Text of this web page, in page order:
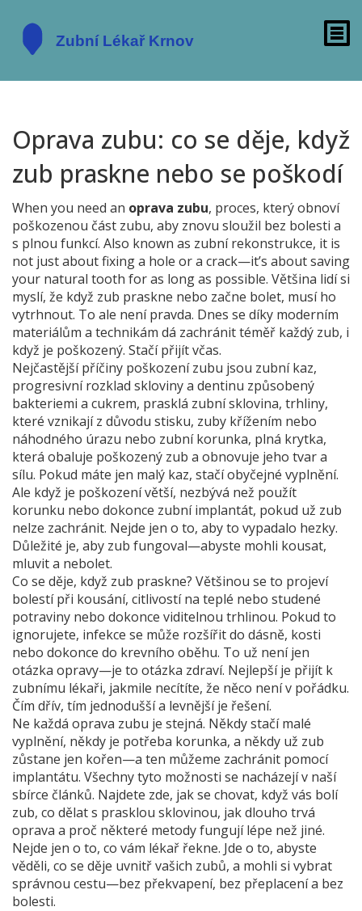
Oprava zubu: co se děje, když
zub praskne nebo se poškodí
When you need an oprava zubu, proces, který obnoví
poškozenou část zubu, aby znovu sloužil bez bolesti a
s plnou funkcí. Also known as zubní rekonstrukce, it is
not just about fixing a hole or a crack—it’s about saving
your natural tooth for as long as possible. Většina lidí si
myslí, že když zub praskne nebo začne bolet, musí ho
vytrhnout. To ale není pravda. Dnes se díky moderním
materiálům a technikám dá zachránit téměř každý zub, i
když je poškozený. Stačí přijít včas.
Nejčastější příčiny poškození zubu jsou zubní kaz,
progresivní rozklad skloviny a dentinu způsobený
bakteriemi a cukrem, prasklá zubní sklovina, trhliny,
které vznikají z důvodu stisku, zuby křížením nebo
náhodného úrazu nebo zubní korunka, plná krytka,
která obaluje poškozený zub a obnovuje jeho tvar a
sílu. Pokud máte jen malý kaz, stačí obyčejné vyplnění.
Ale když je poškození větší, nezbývá než použít
korunku nebo dokonce zubní implantát, pokud už zub
nelze zachránit. Nejde jen o to, aby to vypadalo hezky.
Důležité je, aby zub fungoval—abyste mohli kousat,
mluvit a nebolet.
Co se děje, když zub praskne? Většinou se to projeví
bolestí při kousání, citlivostí na teplé nebo studené
potraviny nebo dokonce viditelnou trhlinou. Pokud to
ignorujete, infekce se může rozšířit do dásně, kosti
nebo dokonce do krevního oběhu. To už není jen
otázka opravy—je to otázka zdraví. Nejlepší je přijít k
zubnímu lékaři, jakmile necítíte, že něco není v pořádku.
Čím dřív, tím jednodušší a levnější je řešení.
Ne každá oprava zubu je stejná. Někdy stačí malé
vyplnění, někdy je potřeba korunka, a někdy už zub
zůstane jen kořen—a ten můžeme zachránit pomocí
implantátu. Všechny tyto možnosti se nacházejí v naší
sbírce článků. Najdete zde, jak se chovat, když vás bolí
zub, co dělat s prasklou sklovinou, jak dlouho trvá
oprava a proč některé metody fungují lépe než jiné.
Nejde jen o to, co vám lékař řekne. Jde o to, abyste
věděli, co se děje uvnitř vašich zubů, a mohli si vybrat
správnou cestu—bez překvapení, bez přeplacení a bez
bolesti.